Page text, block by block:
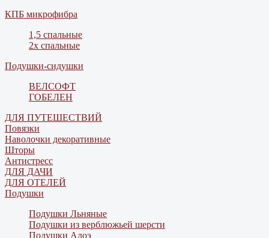
КПБ микрофибра
1,5 спальные
2х спальные
Подушки-сидушки
ВЕЛСОФТ
ГОБЕЛЕН
ДЛЯ ПУТЕШЕСТВИЙ
Повязки
Наволочки декоративные
Шторы
Антистресс
ДЛЯ ДАЧИ
ДЛЯ ОТЕЛЕЙ
Подушки
Подушки Льняные
Подушки из верблюжьей шерсти
Подушки Алоэ